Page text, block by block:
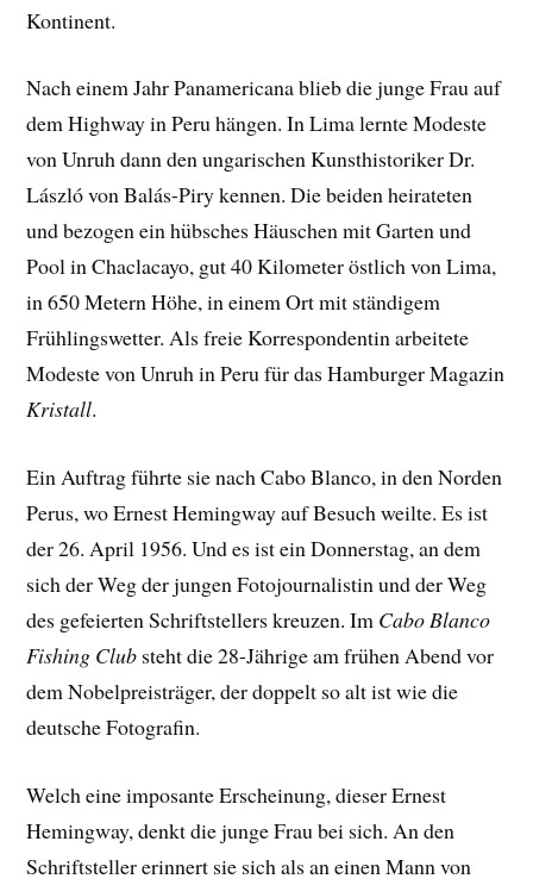
Kontinent.
Nach einem Jahr Panamericana blieb die junge Frau auf
dem Highway in Peru hängen. In Lima lernte Modeste
von Unruh dann den ungarischen Kunsthistoriker Dr.
László von Balás-Piry kennen. Die beiden heirateten
und bezogen ein hübsches Häuschen mit Garten und
Pool in Chaclacayo, gut 40 Kilometer östlich von Lima,
in 650 Metern Höhe, in einem Ort mit ständigem
Frühlingswetter. Als freie Korrespondentin arbeitete
Modeste von Unruh in Peru für das Hamburger Magazin
Kristall.
Ein Auftrag führte sie nach Cabo Blanco, in den Norden
Perus, wo Ernest Hemingway auf Besuch weilte. Es ist
der 26. April 1956. Und es ist ein Donnerstag, an dem
sich der Weg der jungen Fotojournalistin und der Weg
des gefeierten Schriftstellers kreuzen. Im Cabo Blanco
Fishing Club steht die 28-Jährige am frühen Abend vor
dem Nobelpreisträger, der doppelt so alt ist wie die
deutsche Fotografin.
Welch eine imposante Erscheinung, dieser Ernest
Hemingway, denkt die junge Frau bei sich. An den
Schriftsteller erinnert sie sich als an einen Mann von